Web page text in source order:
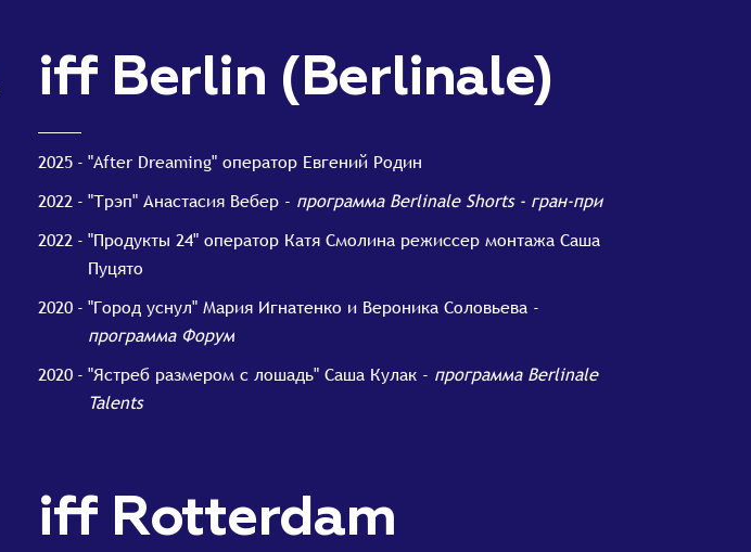
iff Berlin (Berlinale)
2025
"After Dreaming" оператор Евгений Родин
2022
"Трэп" Анастасия Вебер - программа Berlinale Shorts - гран-при
2022
"Продукты 24" оператор Катя Смолина режиссер монтажа Саша
Пуцято
2020
"Город уснул" Мария Игнатенко и Вероника Соловьева -
программа Форум
2020
"Ястреб размером с лошадь" Саша Кулак - программа Berlinale
Talents
iff Rotterdam